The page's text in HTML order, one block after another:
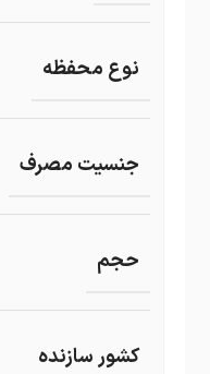
نوع محفظه
جنسیت مصرف
حجم
کشور سازنده